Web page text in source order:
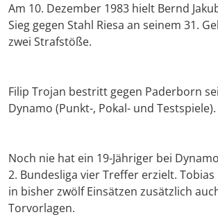
Am 10. Dezember 1983 hielt Bernd
Sieg gegen Stahl Riesa an seinem 31.
zwei Strafstöße.
Filip Trojan bestritt gegen Paderborn
Dynamo (Punkt-, Pokal- und Testspiele).
Noch nie hat ein 19-Jähriger bei
2. Bundesliga vier Treffer erzielt.
in bisher zwölf Einsätzen zusätzlich
Torvorlagen.